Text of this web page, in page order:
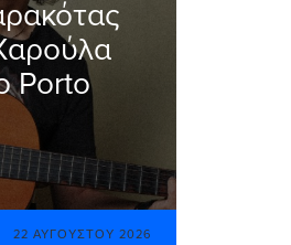
Porto
22 ΑΥΓΟΎΣΤΟΥ 2026